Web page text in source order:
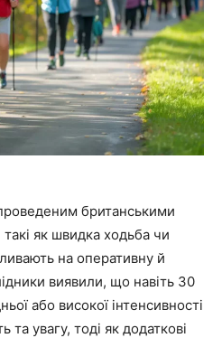
британськими
як швидка ходьба чи
на оперативну й
виявили, що навіть 30
або високої інтенсивності
та увагу, тоді як додаткові